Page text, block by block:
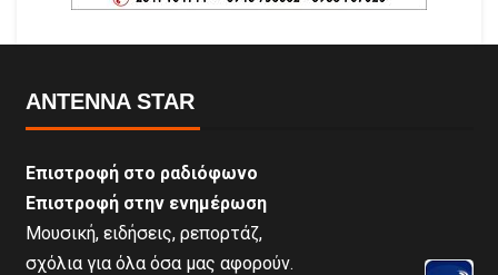
ANTENNA STAR
Επιστροφή στο ραδιόφωνο
Επιστροφή στην ενημέρωση
Μουσική, ειδήσεις, ρεπορτάζ,
σχόλια για όλα όσα μας αφορούν.